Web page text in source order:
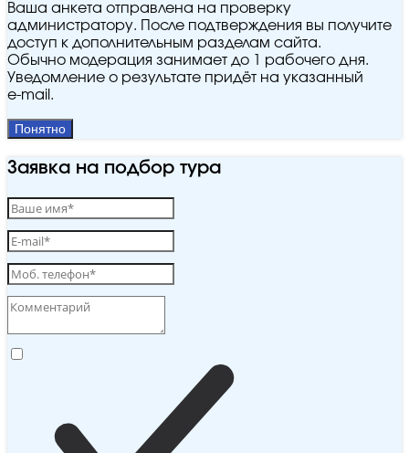
Ваша анкета отправлена на проверку
администратору. После подтверждения вы получите
доступ к дополнительным разделам сайта.
Обычно модерация занимает до 1 рабочего дня.
Уведомление о результате придёт на указанный
e‑mail.
Понятно
Заявка на подбор тура